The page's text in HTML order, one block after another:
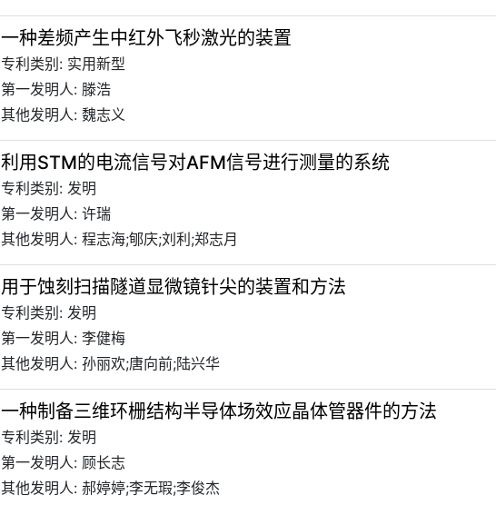
一种差频产生中红外飞秒激光的装置
专利类别: 实用新型
第一发明人: 滕浩
其他发明人: 魏志义
利用STM的电流信号对AFM信号进行测量的系统
专利类别: 发明
第一发明人: 许瑞
其他发明人: 程志海;郇庆;刘利;郑志月
用于蚀刻扫描隧道显微镜针尖的装置和方法
专利类别: 发明
第一发明人: 李健梅
其他发明人: 孙丽欢;唐向前;陆兴华
一种制备三维环栅结构半导体场效应晶体管器件的方法
专利类别: 发明
第一发明人: 顾长志
其他发明人: 郝婷婷;李无瑕;李俊杰